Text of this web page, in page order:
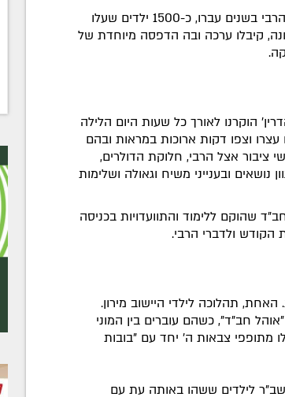
גם ילדי ה"חלאקה" לא קופחו: על פי הוראת הרבי בשנים עברו, כ-1500 ילדים שעלו
קיבלו ערכה ובה הדפסה מיוחדת של
הוקרנו לאורך כל שעות היום הלילה
וצפו דקות ארוכות במראות ובהם
ציבור אצל הרבי, חלוקת הדולרים,
נושאים ובענייני משיח וגאולה ושלימות
שהוקם ללימוד והתוועדויות בכניסה
הקודש ולדברי הרבי.
תהלוכה לילדי היישוב מירון.
חב"ד", כשהם עוברים בין המוני
מתופפי צבאות ה' יחד עם "בובות
לילדים ששהו באותה עת עם